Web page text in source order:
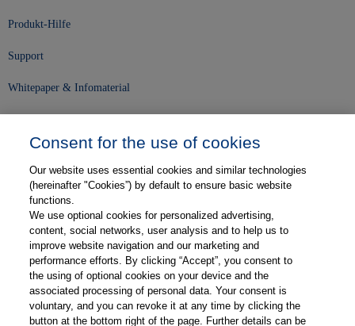
Produkt-Hilfe
Support
Whitepaper & Infomaterial
Karriere
Kontakt
Web-Semniare
Anwenderberichte
Partner
Consent for the use of cookies
Our website uses essential cookies and similar technologies
(hereinafter "Cookies”) by default to ensure basic website
functions.
We use optional cookies for personalized advertising,
content, social networks, user analysis and to help us to
improve website navigation and our marketing and
performance efforts. By clicking “Accept”, you consent to
the using of optional cookies on your device and the
associated processing of personal data. Your consent is
voluntary, and you can revoke it at any time by clicking the
button at the bottom right of the page. Further details can be